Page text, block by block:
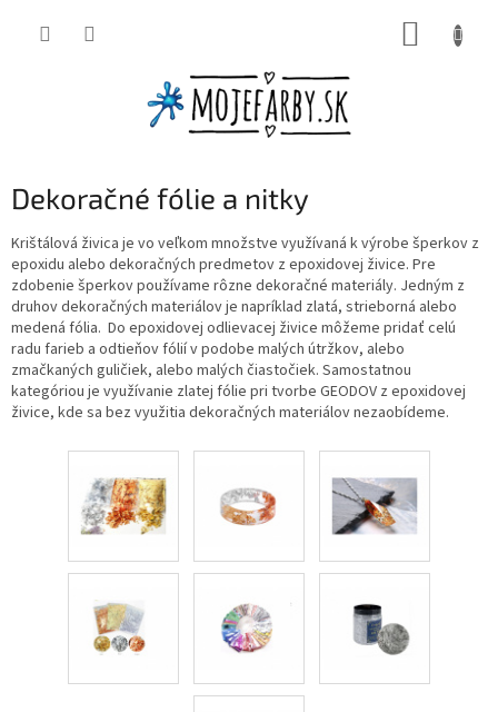
Dekoračné fólie a nitky
Krištálová živica je vo veľkom množstve využívaná k výrobe šperkov z
epoxidu alebo dekoračných predmetov z epoxidovej živice. Pre
zdobenie šperkov používame rôzne dekoračné materiály. Jedným z
druhov dekoračných materiálov je napríklad zlatá, strieborná alebo
medená fólia. Do epoxidovej odlievacej živice môžeme pridať celú
radu farieb a odtieňov fólií v podobe malých útržkov, alebo
zmačkaných guličiek, alebo malých čiastočiek. Samostatnou
kategóriou je využívanie zlatej fólie pri tvorbe GEODOV z epoxidovej
živice, kde sa bez využitia dekoračných materiálov nezaobídeme.